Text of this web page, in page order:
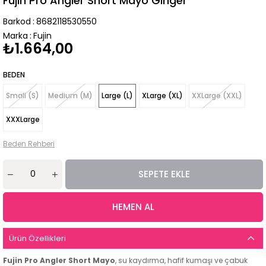
Barkod : 8682118530550
Marka : Fujin
₺1.664,00
BEDEN
Small (S) Medium (M) Large (L) XLarge (XL) XXLarge (XXL)
XXXLarge
Beden Rehberi
Ürün Özellikleri
Fujin Pro Angler Short Mayo, su kaydırma, hafif kumaşı ve çabuk